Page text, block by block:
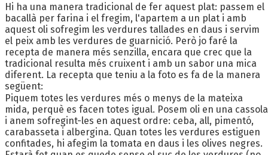
Hi ha una manera tradicional de fer aquest plat: passem el
bacallà per farina i el fregim, l'apartem a un plat i amb
aquest oli sofregim les verdures tallades en daus i servim
el peix amb les verdures de guarnició. Però jo faré la
recepta de manera més senzilla, encara que crec que la
tradicional resulta més cruixent i amb un sabor una mica
diferent. La recepta que teniu a la foto es fa de la manera
següent:
Piquem totes les verdures més o menys de la mateixa
mida, perquè es facen totes igual. Posem oli en una cassola
i anem sofregint-les en aquest ordre: ceba, all, pimentó,
carabasseta i albergina. Quan totes les verdures estiguen
confitades, hi afegim la tomata en daus i les olives negres.